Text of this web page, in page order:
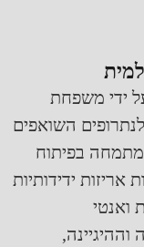
רוטו שקע הוקמה בשנת 1983 על ידי משפחת
השואפים
לחזק את התעשייה הישראלית. GRS מתמחה בפיתוח
אריזות ידידותיות
ואנטי